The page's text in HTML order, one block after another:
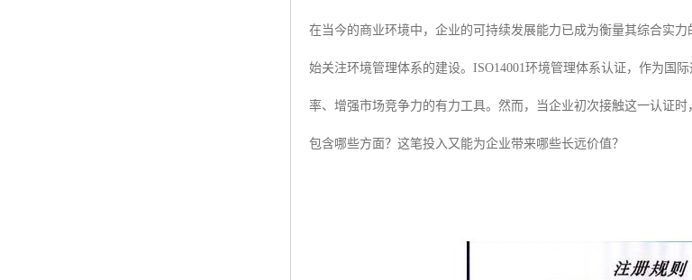
在当今的商业环境中，企业的可持续发展能力已成为衡量其综合实
始关注环境管理体系的建设。ISO14001环境管理体系认证，作为国
率、增强市场竞争力的有力工具。然而，当企业初次接触这一认证
包含哪些方面？这笔投入又能为企业带来哪些长远价值？